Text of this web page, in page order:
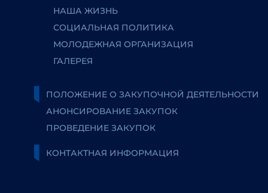
НАША ЖИЗНЬ
СОЦИАЛЬНАЯ ПОЛИТИКА
МОЛОДЕЖНАЯ ОРГАНИЗАЦИЯ
ГАЛЕРЕЯ
ПОЛОЖЕНИЕ О ЗАКУПОЧНОЙ ДЕЯТЕЛЬНОСТИ
АНОНСИРОВАНИЕ ЗАКУПОК
ПРОВЕДЕНИЕ ЗАКУПОК
КОНТАКТНАЯ ИНФОРМАЦИЯ